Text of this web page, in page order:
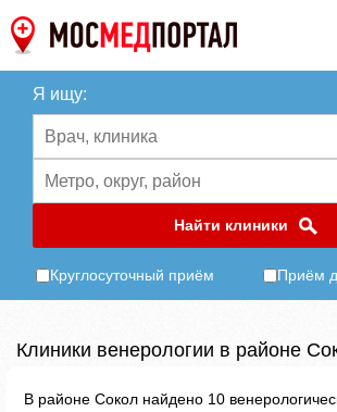
Я ищу:
Найти клиники
Круглосуточный приём Приём
Клиники венерологии в районе
В районе Сокол найдено 10